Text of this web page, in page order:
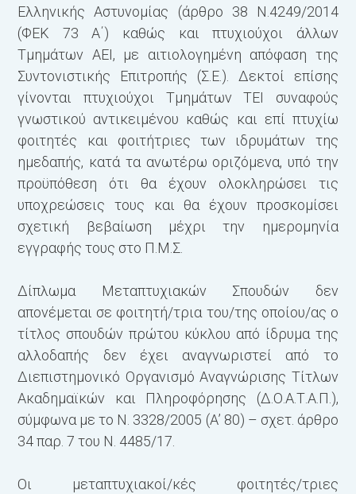
Ελληνικής Αστυνοµίας (άρθρο 38 Ν.4249/2014
(ΦΕΚ 73 Α΄) καθώς και πτυχιούχοι άλλων
Τµηµάτων ΑΕΙ, µε αιτιολογηµένη απόφαση της
Συντονιστικής Επιτροπής (Σ.Ε.). Δεκτοί επίσης
γίνονται πτυχιούχοι Τμημάτων ΤΕΙ συναφούς
γνωστικού αντικειμένου καθώς και επί πτυχίω
φοιτητές και φοιτήτριες των ιδρυμάτων της
ημεδαπής, κατά τα ανωτέρω οριζόμενα, υπό την
προϋπόθεση ότι θα έχουν ολοκληρώσει τις
υποχρεώσεις τους και θα έχουν προσκομίσει
σχετική βεβαίωση μέχρι την ημερομηνία
εγγραφής τους στο Π.Μ.Σ.
Δίπλωμα Μεταπτυχιακών Σπουδών δεν
απονέμεται σε φοιτητή/τρια του/της οποίου/ας ο
τίτλος σπουδών πρώτου κύκλου από ίδρυμα της
αλλοδαπής δεν έχει αναγνωριστεί από το
Διεπιστημονικό Οργανισμό Αναγνώρισης Τίτλων
Ακαδημαϊκών και Πληροφόρησης (Δ.Ο.Α.Τ.Α.Π.),
σύμφωνα με το Ν. 3328/2005 (Α’ 80) – σχετ. άρθρο
34 παρ. 7 του Ν. 4485/17.
Οι μεταπτυχιακοί/κές φοιτητές/τριες